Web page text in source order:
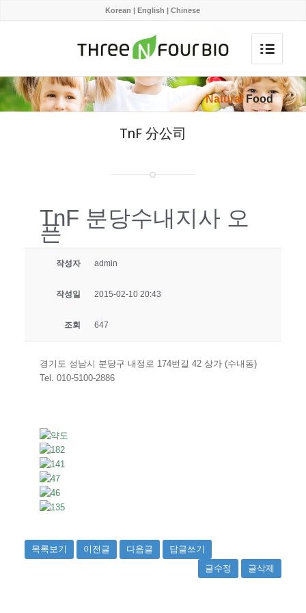
Korean |English |Chinese
NaturalFood
TnF 分公司
TnF 분당수내지사 오
픈
작성자 admin
작성일 2015-02-10 20:43
조회 647
경기도 성남시 분당구 내정로 174번길 42 상가 (수내동)
Tel. 010-5100-2886
목록보기 이전글 다음글
답글쓰기
글수정
글삭제